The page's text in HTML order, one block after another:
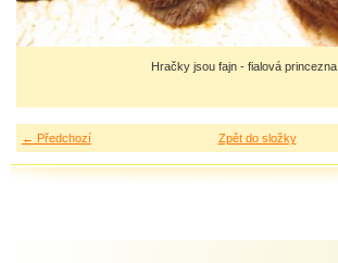
Hračky jsou fajn - fialová princezna
← Předchozí Zpět do složky